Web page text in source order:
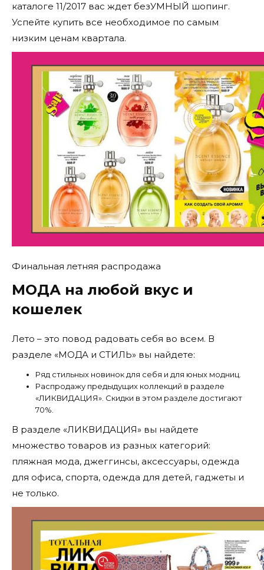
каталоге 11/2017 вас ждет безУМНЫЙ шопинг.
Успейте купить все необходимое по самым
низким ценам квартала.
Финальная летняя распродажа
МОДА на любой вкус и
кошелек
Лето – это повод радовать себя во всем. В
разделе «МОДА и СТИЛЬ» вы найдете:
Ряд стильных новинок для себя и для юных модниц.
Распродажу предыдущих коллекций в разделе
«ЛИКВИДАЦИЯ». Скидки в этом разделе достигают
70%.
В разделе «ЛИКВИДАЦИЯ» вы найдете
множество товаров из разных категорий:
пляжная мода, джеггинсы, аксессуары, одежда
для офиса, спорта, одежда для детей, гаджеты и
не только.